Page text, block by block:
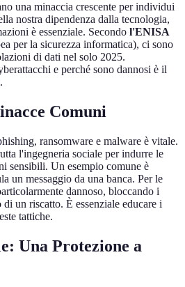
una minaccia crescente per individui
nostra dipendenza dalla tecnologia,
è essenziale. Secondo l'ENISA
per la sicurezza informatica), ci sono
di dati nel solo 2025.
e perché sono dannosi è il
Comuni
ransomware e malware è vitale.
l'ingegneria sociale per indurre le
sensibili. Un esempio comune è
un messaggio da una banca. Per le
dannoso, bloccando i
un riscatto. È essenziale educare i
tattiche.
Una Protezione a